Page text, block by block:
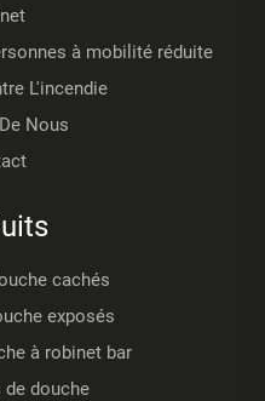
à mobilité réduite
L'incendie
Nous
cachés
exposés
à robinet bar
douche